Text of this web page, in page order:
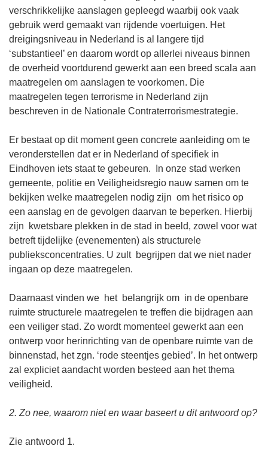
verschrikkelijke aanslagen gepleegd waarbij ook vaak
gebruik werd gemaakt van rijdende voertuigen. Het
dreigingsniveau in Nederland is al langere tijd
‘substantieel’ en daarom wordt op allerlei niveaus binnen
de overheid voortdurend gewerkt aan een breed scala aan
maatregelen om aanslagen te voorkomen. Die
maatregelen tegen terrorisme in Nederland zijn
beschreven in de Nationale Contraterrorismestrategie.
Er bestaat op dit moment geen concrete aanleiding om te
veronderstellen dat er in Nederland of specifiek in
Eindhoven iets staat te gebeuren. In onze stad werken
gemeente, politie en Veiligheidsregio nauw samen om te
bekijken welke maatregelen nodig zijn om het risico op
een aanslag en de gevolgen daarvan te beperken. Hierbij
zijn kwetsbare plekken in de stad in beeld, zowel voor wat
betreft tijdelijke (evenementen) als structurele
publieksconcentraties. U zult begrijpen dat we niet nader
ingaan op deze maatregelen.
Daarnaast vinden we het belangrijk om in de openbare
ruimte structurele maatregelen te treffen die bijdragen aan
een veiliger stad. Zo wordt momenteel gewerkt aan een
ontwerp voor herinrichting van de openbare ruimte van de
binnenstad, het zgn. ‘rode steentjes gebied’. In het ontwerp
zal expliciet aandacht worden besteed aan het thema
veiligheid.
2. Zo nee, waarom niet en waar baseert u dit antwoord op?
Zie antwoord 1.